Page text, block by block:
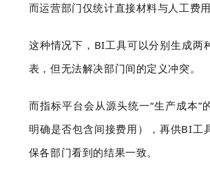
而运营部门仅统计直接材料与人工费用
这种情况下，BI工具可以分别生成两
表，但无法解决部门间的定义冲突。
而指标平台会从源头统一“生产成本”
明确是否包含间接费用），再供BI工
保各部门看到的结果一致。